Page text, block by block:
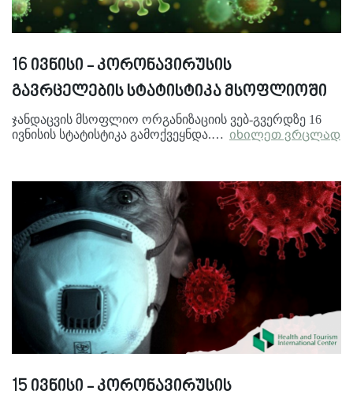
16 ივნისი - კორონავირუსის
გავრცელების სტატისტიკა მსოფლიოში
ჯანდაცვის მსოფლიო ორგანიზაციის ვებ-გვერდზე 16
ივნისის სტატისტიკა გამოქვეყნდა.… იხილეთ ვრცლად
15 ივნისი - კორონავირუსის